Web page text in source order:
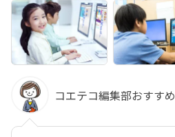
コエテコ編集部おすす